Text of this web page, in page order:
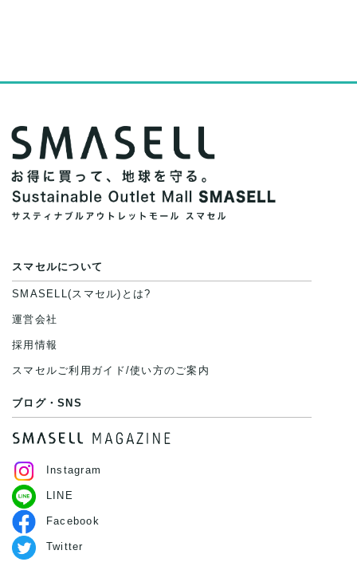
スマセルについて
SMASELL(スマセル)とは?
運営会社
採用情報
スマセルご利用ガイド/使い方のご案内
ブログ・SNS
Instagram
LINE
Facebook
Twitter